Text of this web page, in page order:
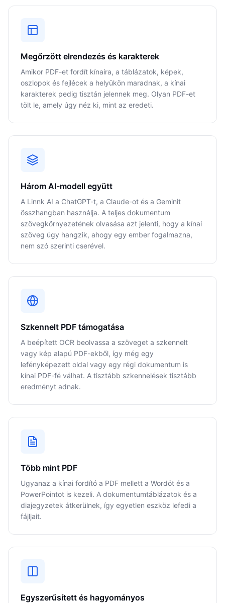
Megőrzött elrendezés és karakterek
Amikor PDF-et fordít kínaira, a táblázatok, képek,
oszlopok és fejlécek a helyükön maradnak, a kínai
karakterek pedig tisztán jelennek meg. Olyan PDF-et
tölt le, amely úgy néz ki, mint az eredeti.
Három AI-modell együtt
A Linnk AI a ChatGPT-t, a Claude-ot és a Geminit
összhangban használja. A teljes dokumentum
szövegkörnyezetének olvasása azt jelenti, hogy a kínai
szöveg úgy hangzik, ahogy egy ember fogalmazna,
nem szó szerinti cserével.
Szkennelt PDF támogatása
A beépített OCR beolvassa a szöveget a szkennelt
vagy kép alapú PDF-ekből, így még egy
lefényképezett oldal vagy egy régi dokumentum is
kínai PDF-fé válhat. A tisztább szkennelések tisztább
eredményt adnak.
Több mint PDF
Ugyanaz a kínai fordító a PDF mellett a Wordöt és a
PowerPointot is kezeli. A dokumentumtáblázatok és a
diajegyzetek átkerülnek, így egyetlen eszköz lefedi a
fájljait.
Egyszerűsített és hagyományos